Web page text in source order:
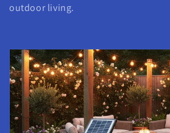
outdoor living.